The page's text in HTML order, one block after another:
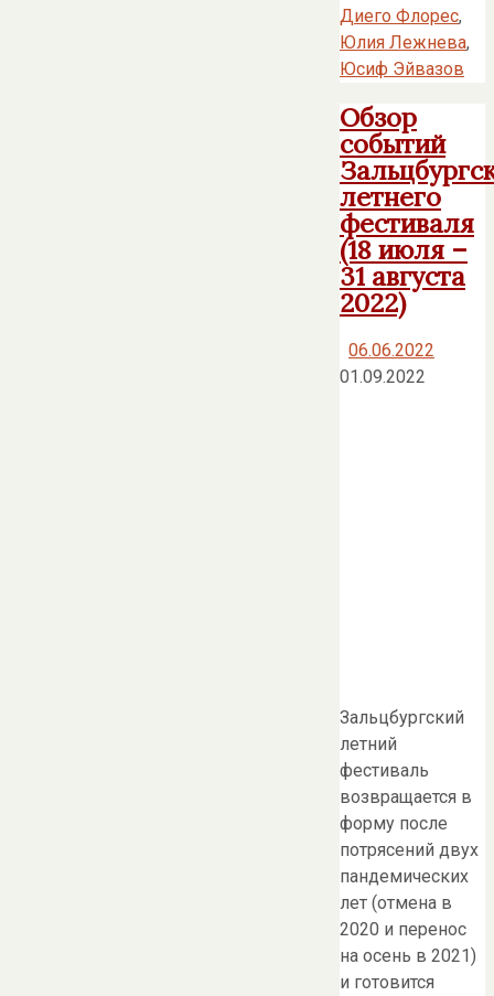
Диего Флорес,
Юлия Лежнева,
Юсиф Эйвазов
Обзор
событий
летнего
фестиваля
(18 июля –
31 августа
2022)
06.06.2022
01.09.2022
Зальцбургский
летний
фестиваль
возвращается в
форму после
потрясений двух
пандемических
лет (отмена в
2020 и перенос
на осень в 2021)
и готовится